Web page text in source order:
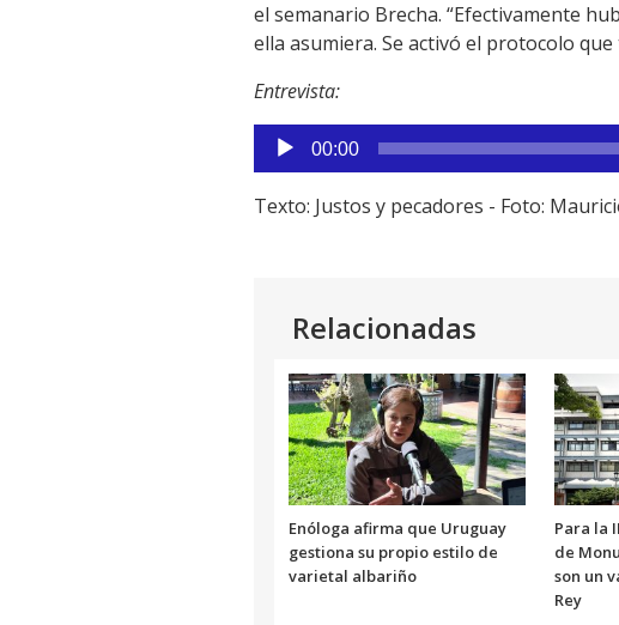
el semanario Brecha. “Efectivamente
ella asumiera. Se activó el protocolo
Entrevista:
Reproductor
de
audio
00:00
Texto: Justos y pecadores - Foto:
Relacionadas
Enóloga afirma que Uruguay
gestiona su propio estilo de
varietal albariño
Para la
de
son un
Rey